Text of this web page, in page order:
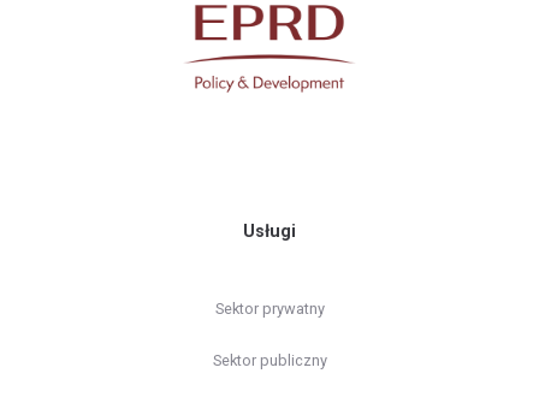
Usługi
Sektor prywatny
Sektor publiczny